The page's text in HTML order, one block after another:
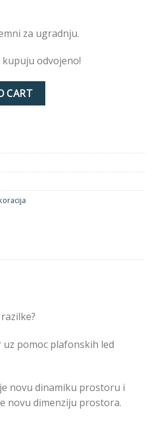
za ugradnju.
odvojeno!
quantity
CART
pomoc plafonskih led
novu dinamiku prostoru i
novu dimenziju prostora.